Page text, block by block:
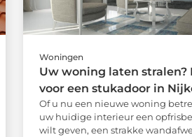
Woningen
Uw woning laten stralen?
voor een stukadoor in
Of u nu een nieuwe woning
uw huidige interieur een
wilt geven, een strakke